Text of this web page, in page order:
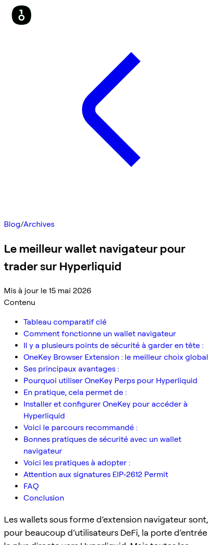
Blog/Archives
Le meilleur wallet navigateur pour
trader sur Hyperliquid
Mis à jour le 15 mai 2026
Contenu
Tableau comparatif clé
Comment fonctionne un wallet navigateur
Il y a plusieurs points de sécurité à garder en tête :
OneKey Browser Extension : le meilleur choix global
Ses principaux avantages :
Pourquoi utiliser OneKey Perps pour Hyperliquid
En pratique, cela permet de :
Installer et configurer OneKey pour accéder à
Hyperliquid
Voici le parcours recommandé :
Bonnes pratiques de sécurité avec un wallet
navigateur
Voici les pratiques à adopter :
Attention aux signatures EIP-2612 Permit
FAQ
Conclusion
Les wallets sous forme d’extension navigateur sont,
pour beaucoup d’utilisateurs DeFi, la porte d’entrée